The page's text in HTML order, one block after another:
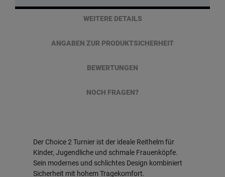
WEITERE DETAILS
ANGABEN ZUR PRODUKTSICHERHEIT
BEWERTUNGEN
NOCH FRAGEN?
Der Choice 2 Turnier ist der ideale Reithelm für
Kinder, Jugendliche und schmale Frauenköpfe.
Sein modernes und schlichtes Design kombiniert
Sicherheit mit hohem Tragekomfort.